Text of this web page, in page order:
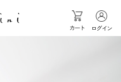
カート ログイン